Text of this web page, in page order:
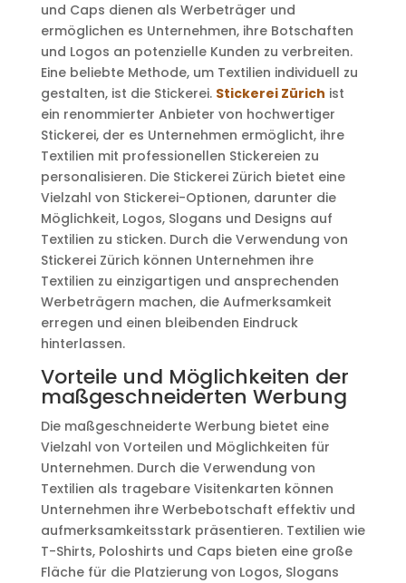
und Caps dienen als Werbeträger und
ermöglichen es Unternehmen, ihre Botschaften
und Logos an potenzielle Kunden zu verbreiten.
Eine beliebte Methode, um Textilien individuell zu
gestalten, ist die Stickerei. Stickerei Zürich ist
ein renommierter Anbieter von hochwertiger
Stickerei, der es Unternehmen ermöglicht, ihre
Textilien mit professionellen Stickereien zu
personalisieren. Die Stickerei Zürich bietet eine
Vielzahl von Stickerei-Optionen, darunter die
Möglichkeit, Logos, Slogans und Designs auf
Textilien zu sticken. Durch die Verwendung von
Stickerei Zürich können Unternehmen ihre
Textilien zu einzigartigen und ansprechenden
Werbeträgern machen, die Aufmerksamkeit
erregen und einen bleibenden Eindruck
hinterlassen.
Vorteile und Möglichkeiten der
maßgeschneiderten Werbung
Die maßgeschneiderte Werbung bietet eine
Vielzahl von Vorteilen und Möglichkeiten für
Unternehmen. Durch die Verwendung von
Textilien als tragebare Visitenkarten können
Unternehmen ihre Werbebotschaft effektiv und
aufmerksamkeitsstark präsentieren. Textilien wie
T-Shirts, Poloshirts und Caps bieten eine große
Fläche für die Platzierung von Logos, Slogans